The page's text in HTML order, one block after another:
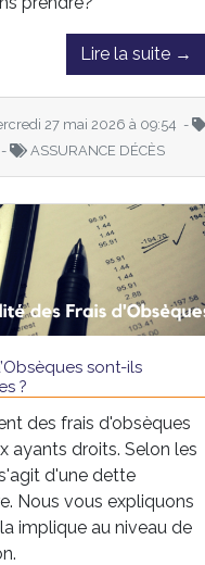
Lire la suite →
27 mai 2026 à 09:54 -
ASSURANCE DÉCÈS
sont-ils
?
des frais d'obsèques
ayants droits. Selon les
d'une dette
Nous vous expliquons
implique au niveau de